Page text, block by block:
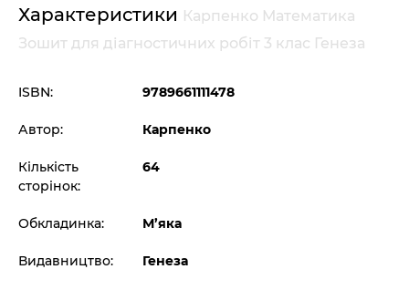
Характеристики Карпенко Математика
Зошит для діагностичних робіт 3 клас Генеза
ISBN: 9789661111478
Автор: Карпенко
Кількість
сторінок:
64
Обкладинка: М’яка
Видавництво: Генеза